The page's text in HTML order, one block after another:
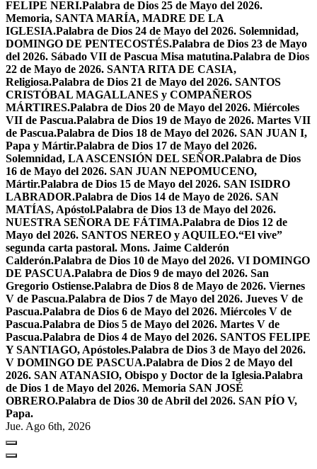
FELIPE NERI.Palabra de Dios 25 de Mayo del 2026.
Memoria, SANTA MARÍA, MADRE DE LA
IGLESIA.Palabra de Dios 24 de Mayo del 2026. Solemnidad,
DOMINGO DE PENTECOSTÉS.Palabra de Dios 23 de Mayo
del 2026. Sábado VII de Pascua Misa matutina.Palabra de Dios
22 de Mayo de 2026. SANTA RITA DE CASIA,
Religiosa.Palabra de Dios 21 de Mayo del 2026. SANTOS
CRISTÓBAL MAGALLANES y COMPAÑEROS
MÁRTIRES.Palabra de Dios 20 de Mayo del 2026. Miércoles
VII de Pascua.Palabra de Dios 19 de Mayo de 2026. Martes VII
de Pascua.Palabra de Dios 18 de Mayo del 2026. SAN JUAN I,
Papa y Mártir.Palabra de Dios 17 de Mayo del 2026.
Solemnidad, LA ASCENSIÓN DEL SEÑOR.Palabra de Dios
16 de Mayo del 2026. SAN JUAN NEPOMUCENO,
Mártir.Palabra de Dios 15 de Mayo del 2026. SAN ISIDRO
LABRADOR.Palabra de Dios 14 de Mayo de 2026. SAN
MATÍAS, Apóstol.Palabra de Dios 13 de Mayo del 2026.
NUESTRA SEÑORA DE FÁTIMA.Palabra de Dios 12 de
Mayo del 2026. SANTOS NEREO y AQUILEO.“El vive”
segunda carta pastoral. Mons. Jaime Calderón
Calderón.Palabra de Dios 10 de Mayo del 2026. VI DOMINGO
DE PASCUA.Palabra de Dios 9 de mayo del 2026. San
Gregorio Ostiense.Palabra de Dios 8 de Mayo de 2026. Viernes
V de Pascua.Palabra de Dios 7 de Mayo del 2026. Jueves V de
Pascua.Palabra de Dios 6 de Mayo del 2026. Miércoles V de
Pascua.Palabra de Dios 5 de Mayo del 2026. Martes V de
Pascua.Palabra de Dios 4 de Mayo del 2026. SANTOS FELIPE
Y SANTIAGO, Apóstoles.Palabra de Dios 3 de Mayo del 2026.
V DOMINGO DE PASCUA.Palabra de Dios 2 de Mayo del
2026. SAN ATANASIO, Obispo y Doctor de la Iglesia.Palabra
de Dios 1 de Mayo del 2026. Memoria SAN JOSÉ
OBRERO.Palabra de Dios 30 de Abril del 2026. SAN PÍO V,
Papa.
Jue. Ago 6th, 2026